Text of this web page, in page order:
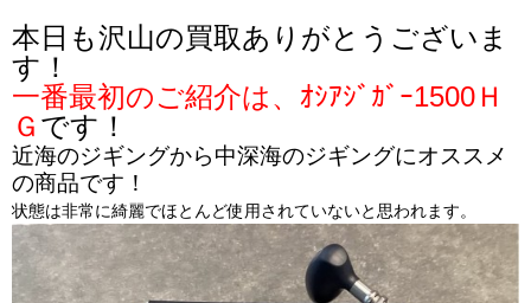
本日も沢山の買取ありがとうございま
す！
一番最初のご紹介は、 ｵｼｱｼﾞｶﾞｰ1500Ｈ
Ｇ です！
近海のジギングから中深海のジギングにオススメ
の商品です！
状態は非常に綺麗でほとんど使用されていないと思われます。